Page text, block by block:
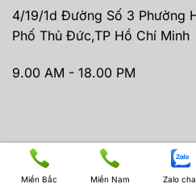
4/19/1d Đường Số 3 Phường
Phố Thủ Đức,TP Hồ Chí Minh
9.00 AM - 18.00 PM
2026 © Copyright
Miền Bắc Miền Nam Zalo